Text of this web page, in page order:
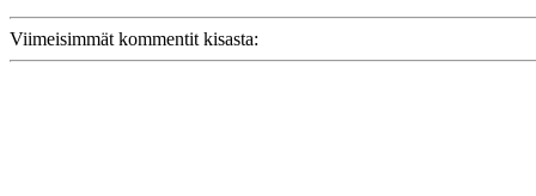
Viimeisimmät kommentit kisasta: